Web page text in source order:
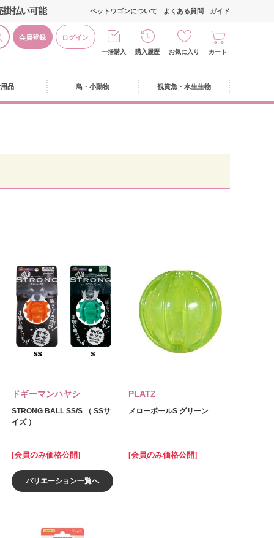
掛払い可能
会員登録 ログイン
ペットワゴンについて よくある質問 ガイド
一括購入 購入履歴 お気に入り カート
品 鳥・小動物 観賞魚・水生生物
ドギーマンハヤシ
STRONG BALL SS/S （ SSサ
イズ ）
[会員のみ価格公開]
バリエーション一覧へ
PLATZ
メローボールS グリーン
[会員のみ価格公開]